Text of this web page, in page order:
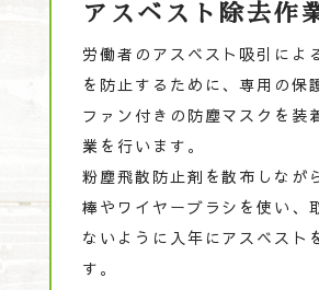
アスベスト除去作
労働者のアスベスト吸引によ
を防止するために、専用の保
ファン付きの防塵マスクを装
業を行います。
粉塵飛散防止剤を散布しなが
棒やワイヤーブラシを使い、
ないように入年にアスベスト
す。